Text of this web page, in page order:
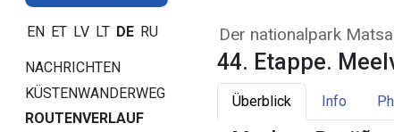
EN ET LV LT DE RU
NACHRICHTEN
KÜSTENWANDERWEG
ROUTENVERLAUF
44. Etappe.
Der nationalpark
44. Etappe.
Überblick Info